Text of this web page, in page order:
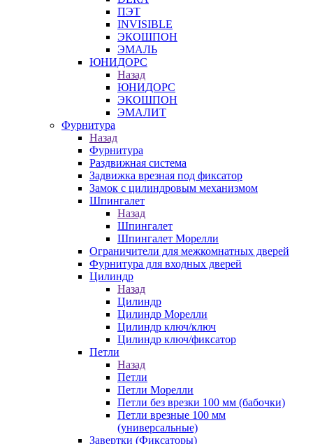
ПЭТ
INVISIBLE
ЭКОШПОН
ЭМАЛЬ
ЮНИДОРС
Назад
ЮНИДОРС
ЭКОШПОН
ЭМАЛИТ
Фурнитура
Назад
Фурнитура
Раздвижная система
Задвижка врезная под фиксатор
Замок с цилиндровым механизмом
Шпингалет
Назад
Шпингалет
Шпингалет Морелли
Ограничители для межкомнатных дверей
Фурнитура для входных дверей
Цилиндр
Назад
Цилиндр
Цилиндр Морелли
Цилиндр ключ/ключ
Цилиндр ключ/фиксатор
Петли
Назад
Петли
Петли Морелли
Петли без врезки 100 мм (бабочки)
Петли врезные 100 мм
(универсальные)
Завертки (Фиксаторы)